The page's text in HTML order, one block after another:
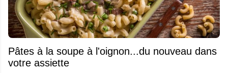
Pâtes à la soupe à l'oignon...du nouveau dans
votre assiette